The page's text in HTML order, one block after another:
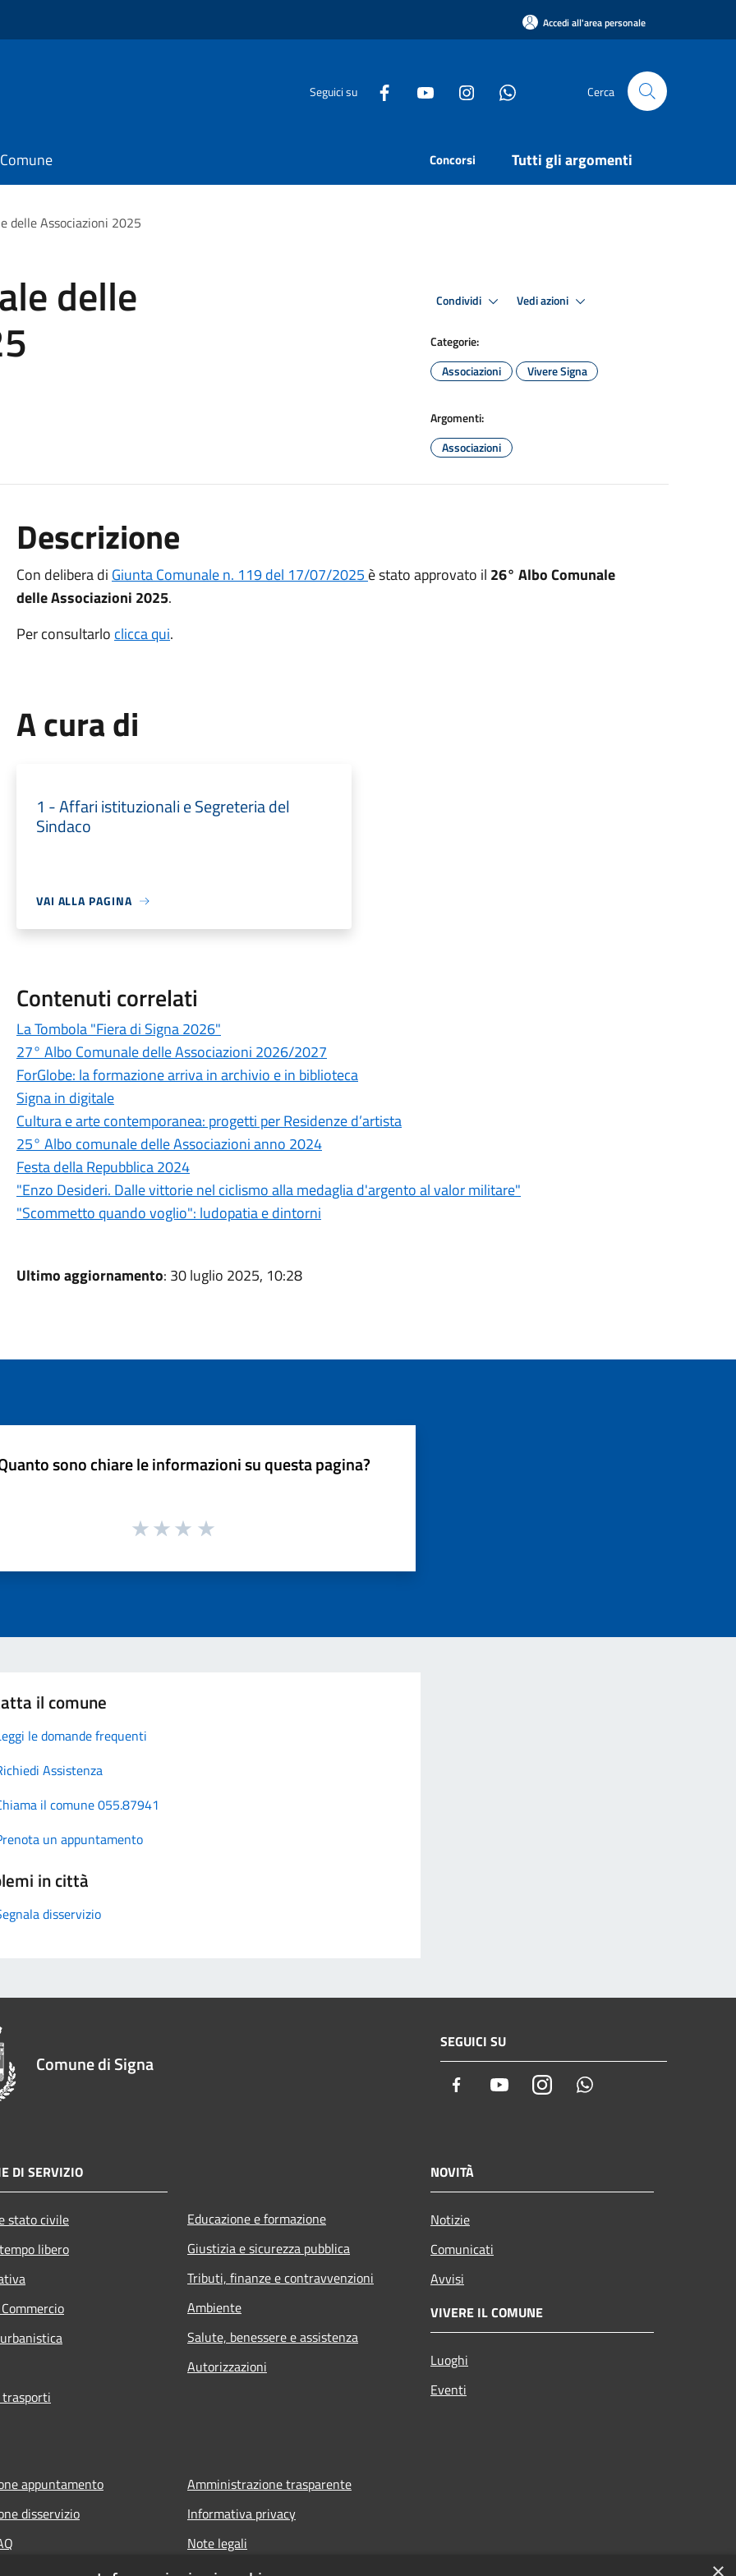
Accedi all'area personale
Seguici su Cerca
Concorsi Tutti gli argomenti
delle Associazioni 2025
delle Condividi Vedi azioni
Categorie:
Associazioni
Vivere Signa
Argomenti:
Associazioni
Descrizione
Con delibera di Giunta Comunale n. 119 del 17/07/2025 è stato approvato il 26° Albo Comunale
delle Associazioni 2025.
Per consultarlo clicca qui.
A cura di
1 - Affari istituzionali e Segreteria del
Sindaco
VAI ALLA PAGINA
Contenuti correlati
La Tombola "Fiera di Signa 2026"
27° Albo Comunale delle Associazioni 2026/2027
ForGlobe: la formazione arriva in archivio e in biblioteca
Signa in digitale
Cultura e arte contemporanea: progetti per Residenze d’artista
25° Albo comunale delle Associazioni anno 2024
Festa della Repubblica 2024
"Enzo Desideri. Dalle vittorie nel ciclismo alla medaglia d'argento al valor militare"
"Scommetto quando voglio": ludopatia e dintorni
Ultimo aggiornamento: 30 luglio 2025, 10:28
sono chiare le informazioni su questa pagina?
il comune
le domande frequenti
Assistenza
il comune 055.87941
un appuntamento
in città
disservizio
Comune di Signa
SEGUICI SU
Facebook YoutubeInstagram
DI SERVIZIO
stato civile
libero
Educazione e formazione
Giustizia e sicurezza pubblica
Tributi, finanze e contravvenzioni
Ambiente
Salute, benessere e assistenza
Autorizzazioni
NOVITÀ
Notizie
Comunicati
Avvisi
VIVERE IL COMUNE
Luoghi
Eventi
appuntamento
disservizio
Amministrazione trasparente
Informativa privacy
Note legali